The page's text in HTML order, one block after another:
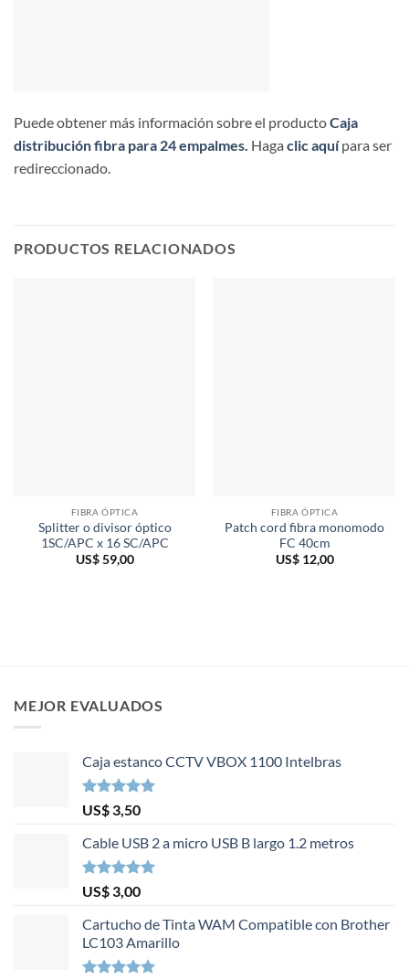
Puede obtener más información sobre el productoCaja
distribución fibra para 24 empalmes. Haga clic aquí para ser
redireccionado.
PRODUCTOS RELACIONADOS
FIBRA ÓPTICA
Splitter o divisor óptico
1SC/APC x 16 SC/APC
US$59,00
FIBRA ÓPTICA
Patch cord fibra monomodo
FC 40cm
US$12,00
MEJOR EVALUADOS
Caja estanco CCTV VBOX 1100 Intelbras
Valorado en
5.00
de 5
US$ 3,50
Cable USB 2 a micro USB B largo 1.2 metros
Valorado en
5.00
de 5
US$ 3,00
Cartucho de Tinta WAM Compatible con Brother
LC103 Amarillo